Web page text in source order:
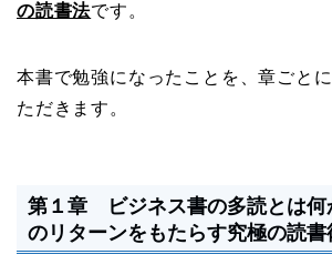
の読書法です。
本書で勉強になったことを、章ごと
ただきます。
第１章 ビジネス書の多読とは何
のリターンをもたらす究極の読書